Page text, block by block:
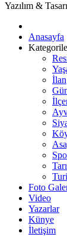
Yazılım &
Anasayfa
İlan
Foto
Video
Yazarlar
Künye
İletişim